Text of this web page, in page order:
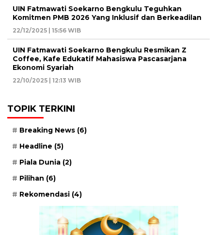
UIN Fatmawati Soekarno Bengkulu Teguhkan
Komitmen PMB 2026 Yang Inklusif dan Berkeadilan
22/12/2025 | 15:56 WIB
UIN Fatmawati Soekarno Bengkulu Resmikan Z
Coffee, Kafe Edukatif Mahasiswa Pascasarjana
Ekonomi Syariah
22/10/2025 | 12:13 WIB
TOPIK TERKINI
Breaking News (6)
Headline (5)
Piala Dunia (2)
Pilihan (6)
Rekomendasi (4)